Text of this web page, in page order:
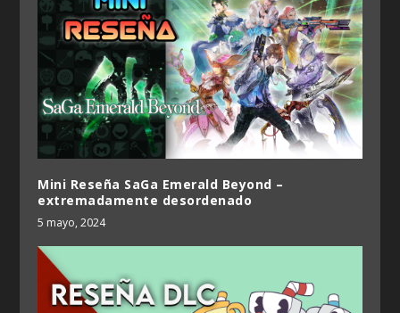
Mini Reseña SaGa Emerald Beyond –
extremadamente desordenado
5 mayo, 2024